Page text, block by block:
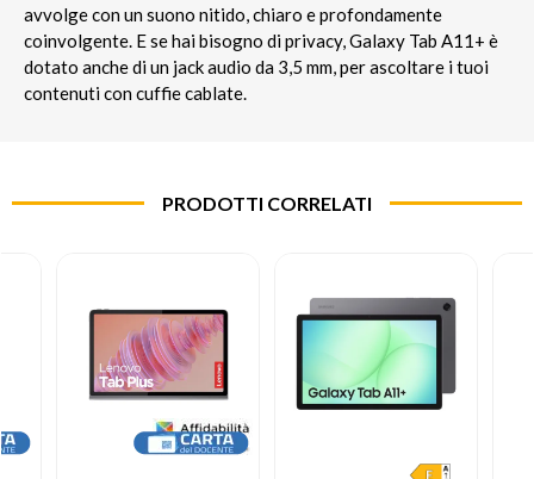
avvolge con un suono nitido, chiaro e profondamente
coinvolgente. E se hai bisogno di privacy, Galaxy Tab A11+ è
dotato anche di un jack audio da 3,5 mm, per ascoltare i tuoi
contenuti con cuffie cablate.
PRODOTTI CORRELATI